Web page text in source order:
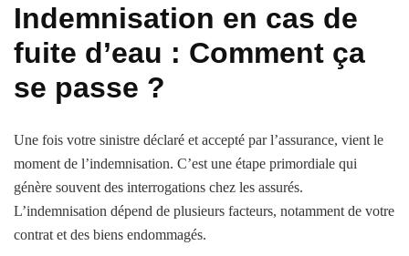
Indemnisation en cas de
fuite d’eau : Comment ça
se passe ?
Une fois votre sinistre déclaré et accepté par l’assurance, vient le
moment de l’indemnisation. C’est une étape primordiale qui
génère souvent des interrogations chez les assurés.
L’indemnisation dépend de plusieurs facteurs, notamment de votre
contrat et des biens endommagés.